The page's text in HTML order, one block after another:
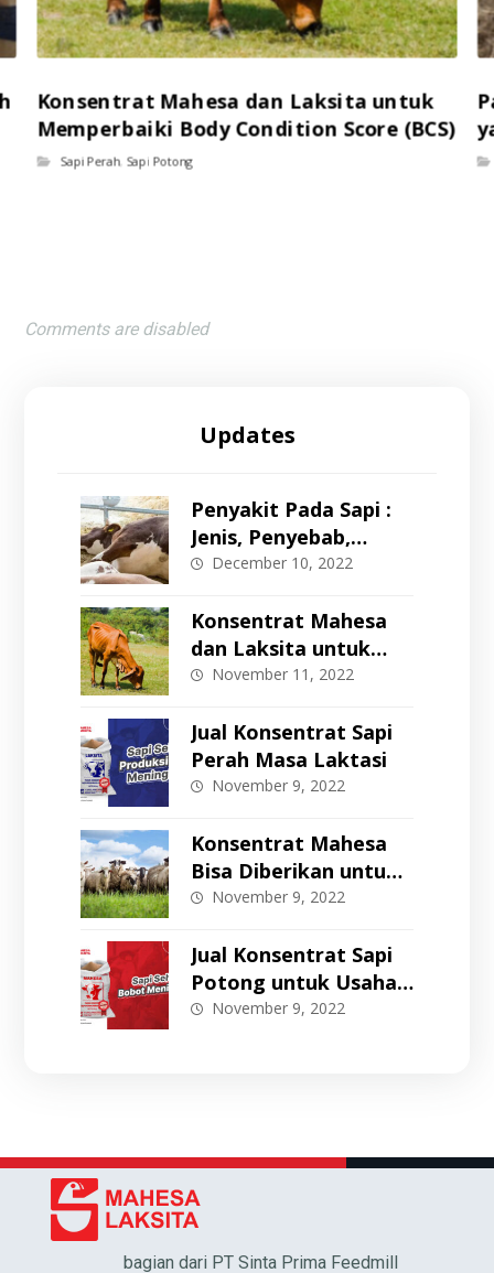
Konsentrat Mahesa dan Laksita untuk
Memperbaiki Body Condition Score (BCS)
Sapi Perah, Sapi Potong
Comments are disabled
Updates
Penyakit Pada Sapi :
Jenis, Penyebab,
Gejala, dan Cara
December 10, 2022
Konsentrat Mahesa
dan Laksita untuk
Memperbaiki Body
November 11, 2022
Jual Konsentrat Sapi
Perah Masa Laktasi
November 9, 2022
Konsentrat Mahesa
Bisa Diberikan untuk
Domba & Kambing?
November 9, 2022
Jual Konsentrat Sapi
Potong untuk Usaha
Penggemukan
November 9, 2022
bagian dari PT Sinta Prima Feedmill